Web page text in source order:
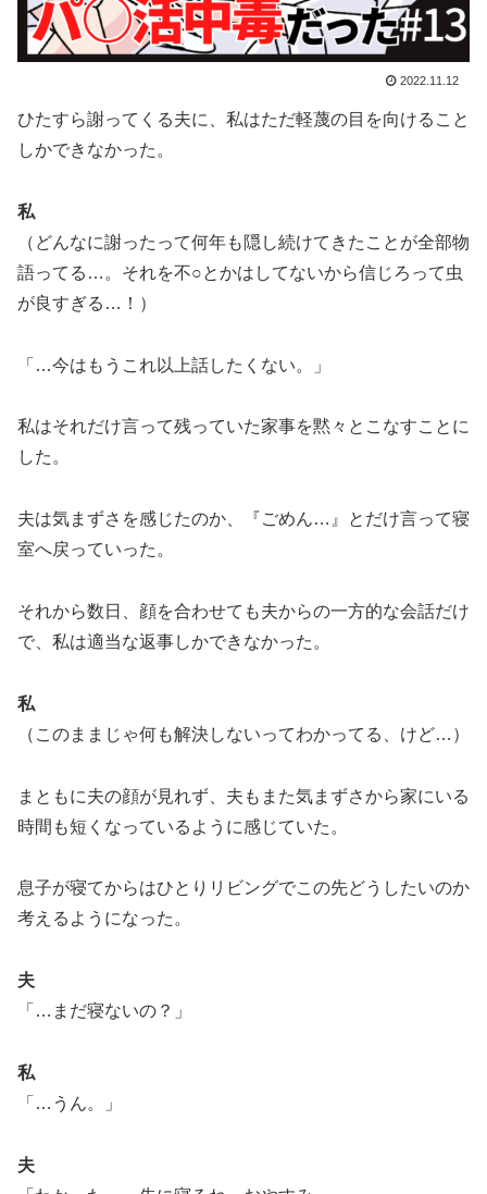
2022.11.12
ひたすら謝ってくる夫に、私はただ軽蔑の目を向けること
しかできなかった。
私
（どんなに謝ったって何年も隠し続けてきたことが全部物
語ってる…。それを不○とかはしてないから信じろって虫
が良すぎる…！）
「…今はもうこれ以上話したくない。」
私はそれだけ言って残っていた家事を黙々とこなすことに
した。
夫は気まずさを感じたのか、『ごめん…』とだけ言って寝
室へ戻っていった。
それから数日、顔を合わせても夫からの一方的な会話だけ
で、私は適当な返事しかできなかった。
私
（このままじゃ何も解決しないってわかってる、けど…）
まともに夫の顔が見れず、夫もまた気まずさから家にいる
時間も短くなっているように感じていた。
息子が寝てからはひとりリビングでこの先どうしたいのか
考えるようになった。
夫
「…まだ寝ないの？」
私
「…うん。」
夫